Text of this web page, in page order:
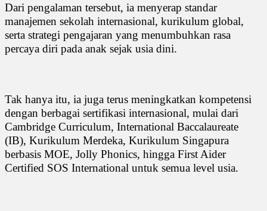
Dari pengalaman tersebut, ia menyerap standar
manajemen sekolah internasional, kurikulum global,
serta strategi pengajaran yang menumbuhkan rasa
percaya diri pada anak sejak usia dini.
Tak hanya itu, ia juga terus meningkatkan kompetensi
dengan berbagai sertifikasi internasional, mulai dari
Cambridge Curriculum, International Baccalaureate
(IB), Kurikulum Merdeka, Kurikulum Singapura
berbasis MOE, Jolly Phonics, hingga First Aider
Certified SOS International untuk semua level usia.